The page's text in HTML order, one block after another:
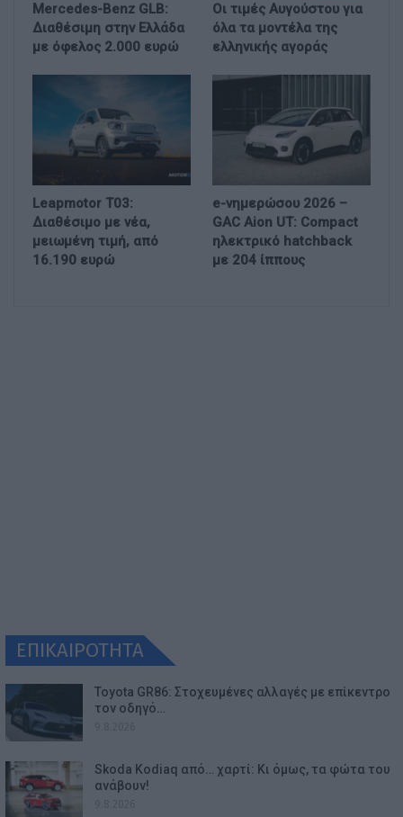
Mercedes-Benz GLB:
Διαθέσιμη στην Ελλάδα
με όφελος 2.000 ευρώ
Οι τιμές Αυγούστου για
όλα τα μοντέλα της
ελληνικής αγοράς
Leapmotor T03:
Διαθέσιμο με νέα,
μειωμένη τιμή, από
16.190 ευρώ
e-νημερώσου 2026 –
GAC Aion UT: Compact
ηλεκτρικό hatchback
με 204 ίππους
ΕΠΙΚΑΙΡΟΤΗΤΑ
Toyota GR86: Στοχευμένες αλλαγές με επίκεντρο
τον οδηγό…
Skoda Kodiaq από… χαρτί: Κι όμως, τα φώτα του
ανάβουν!